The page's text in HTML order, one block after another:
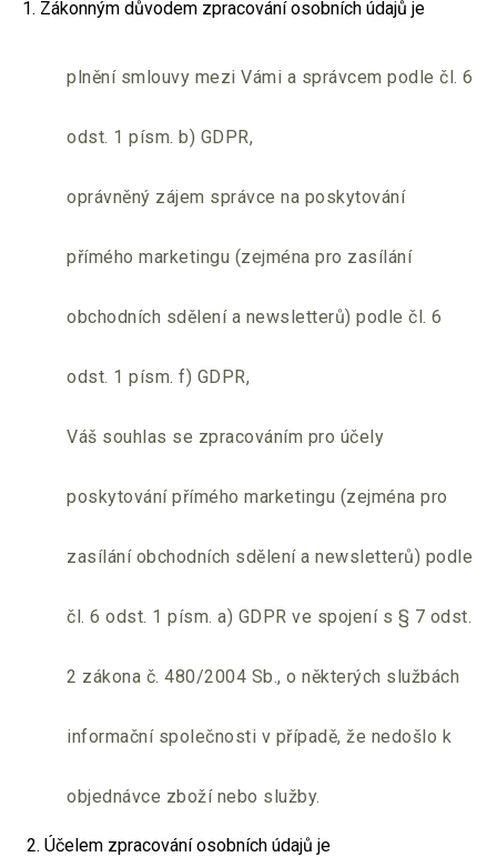
1. Zákonným důvodem zpracování osobních údajů je
plnění smlouvy mezi Vámi a správcem podle čl. 6
odst. 1 písm. b) GDPR,
oprávněný zájem správce na poskytování
přímého marketingu (zejména pro zasílání
obchodních sdělení a newsletterů) podle čl. 6
odst. 1 písm. f) GDPR,
Váš souhlas se zpracováním pro účely
poskytování přímého marketingu (zejména pro
zasílání obchodních sdělení a newsletterů) podle
čl. 6 odst. 1 písm. a) GDPR ve spojení s § 7 odst.
2 zákona č. 480/2004 Sb., o některých službách
informační společnosti v případě, že nedošlo k
objednávce zboží nebo služby.
2. Účelem zpracování osobních údajů je